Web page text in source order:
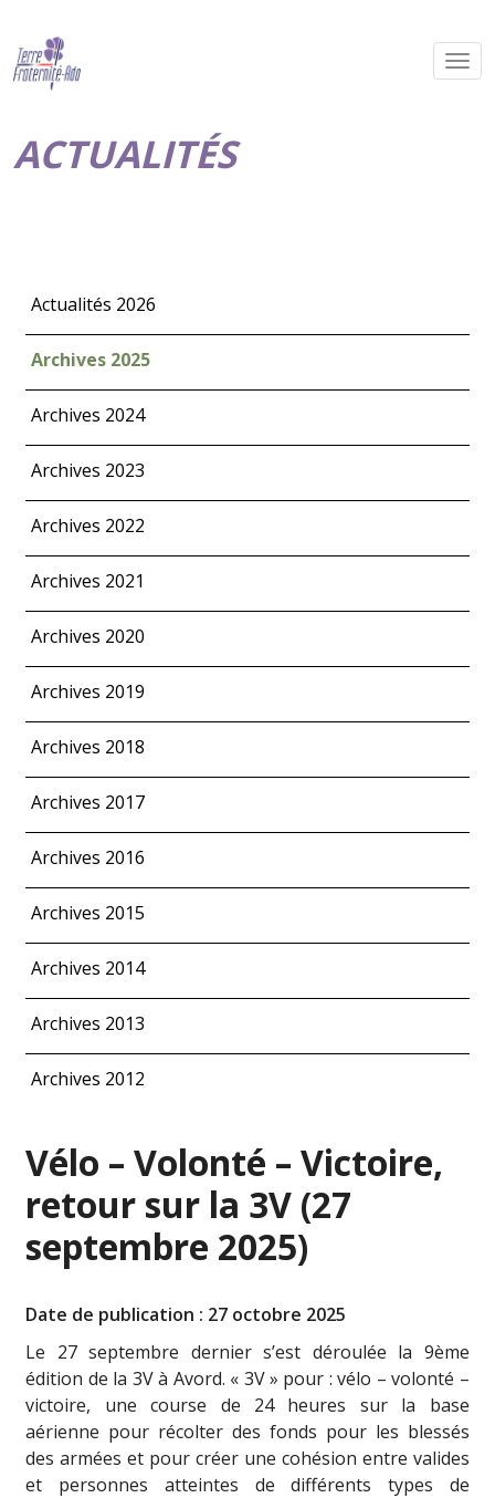
ACTUALITÉS
Actualités 2026
Archives 2025
Archives 2024
Archives 2023
Archives 2022
Archives 2021
Archives 2020
Archives 2019
Archives 2018
Archives 2017
Archives 2016
Archives 2015
Archives 2014
Archives 2013
Archives 2012
Vélo – Volonté – Victoire,
retour sur la 3V (27
septembre 2025)
Date de publication : 27 octobre 2025
Le 27 septembre dernier s’est déroulée la 9ème
édition de la 3V à Avord. « 3V » pour : vélo – volonté –
victoire, une course de 24 heures sur la base
aérienne pour récolter des fonds pour les blessés
des armées et pour créer une cohésion entre valides
et personnes atteintes de différents types de